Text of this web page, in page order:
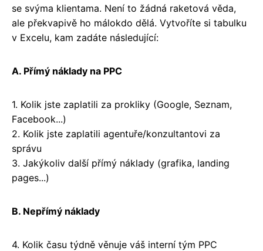
se svýma klientama. Není to žádná raketová věda,
ale překvapivě ho málokdo dělá. Vytvoříte si tabulku
v Excelu, kam zadáte následující:
A. Přímý náklady na PPC
1. Kolik jste zaplatili za prokliky (Google, Seznam,
Facebook...)
2. Kolik jste zaplatili agentuře/konzultantovi za
správu
3. Jakýkoliv další přímý náklady (grafika, landing
pages...)
B. Nepřímý náklady
4. Kolik času týdně věnuje váš interní tým PPC